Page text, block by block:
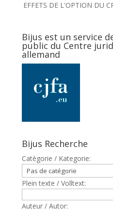
EFFETS DE L'OPTION DU
Bijus est un service
public du Centre
allemand
Bijus Recherche
Catègorie / Kategorie:
Plein texte / Volltext:
Auteur / Autor: